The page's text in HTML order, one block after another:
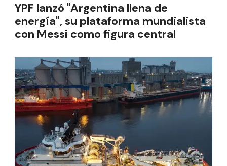
YPF lanzó "Argentina llena de
energía", su plataforma mundialista
con Messi como figura central